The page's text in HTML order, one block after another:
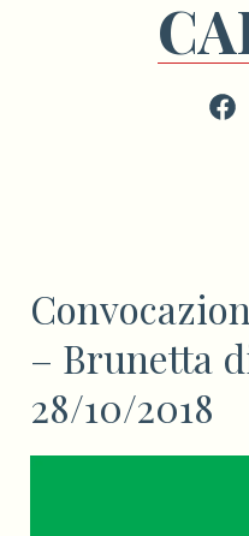
– Brunetta
28/10/2018